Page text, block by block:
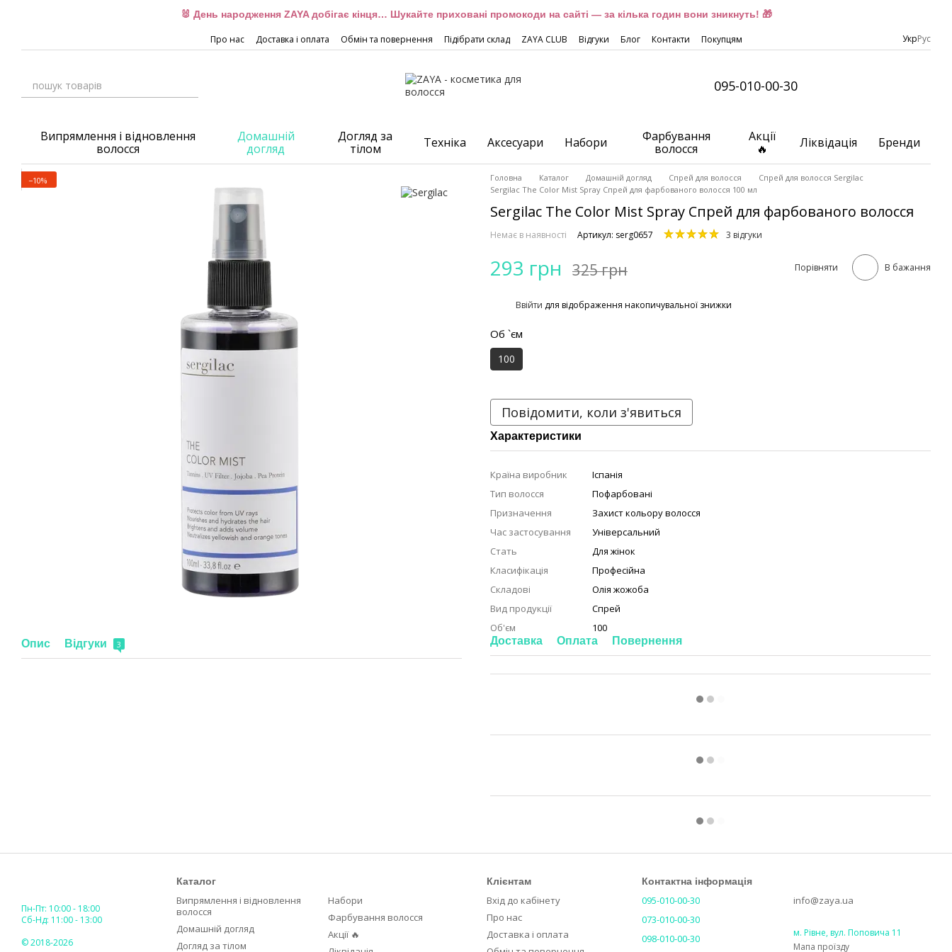
🐰 День народження ZAYA добігає кінця… Шукайте приховані промокоди на сайті — за кілька годин вони зникнуть! 🎁
Про нас Доставка і оплата Обмін та повернення Підібрати склад ZAYA CLUB Відгуки Блог Контакти Покупцям УкрРус
095-010-00-30
Випрямлення і відновлення
волосся
Домашній
догляд
Догляд за
тілом
Техніка Аксесуари Набори
Фарбування
волосся
Акції
🔥
Ліквідація Бренди
−10%
Опис Відгуки 3
Головна Каталог Домашній догляд Спрей для волосся
Спрей для волосся Sergilac
Sergilac The Color Mist Spray Спрей для фарбованого волосся 100 мл
Sergilac The Color Mist Spray Спрей для фарбованого волосся
Немає в наявності Артикул: serg0657 3 відгуки
293 грн 325 грн Порівняти В бажання
Ввійти для відображення накопичувальної знижки
Об `єм
100
Повідомити, коли з'явиться
Характеристики
Країна виробник
Іспанія
Тип волосся
Пофарбовані
Призначення
Захист кольору волосся
Час застосування
Універсальний
Стать
Для жінок
Класифікація
Професійна
Складові
Олія жожоба
Вид продукції
Спрей
Об'єм
100
Доставка Оплата Повернення
Пн-Пт: 10:00 - 18:00
Сб-Нд: 11:00 - 13:00
© 2018-2026
Каталог
Випрямлення і відновлення
волосся
Домашній догляд
Догляд за тілом
Набори
Фарбування волосся
Акції 🔥
Клієнтам
Вхід до кабінету
Про нас
Доставка і оплата
Контактна інформація
095-010-00-30
073-010-00-30
098-010-00-30
info@zaya.ua
м. Рівне, вул. Поповича 11
Мапа проїзду